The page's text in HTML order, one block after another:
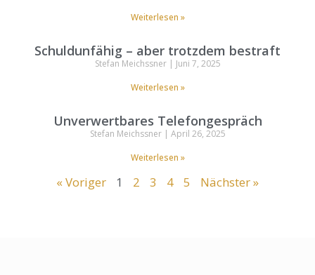
Weiterlesen »
Schuldunfähig – aber trotzdem bestraft
Stefan Meichssner
Juni 7, 2025
Weiterlesen »
Unverwertbares Telefongespräch
Stefan Meichssner
April 26, 2025
Weiterlesen »
« Voriger 1 2 3 4 5 Nächster »